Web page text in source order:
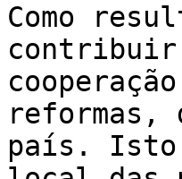
Como
contribuir
reformas,
país. Isto,